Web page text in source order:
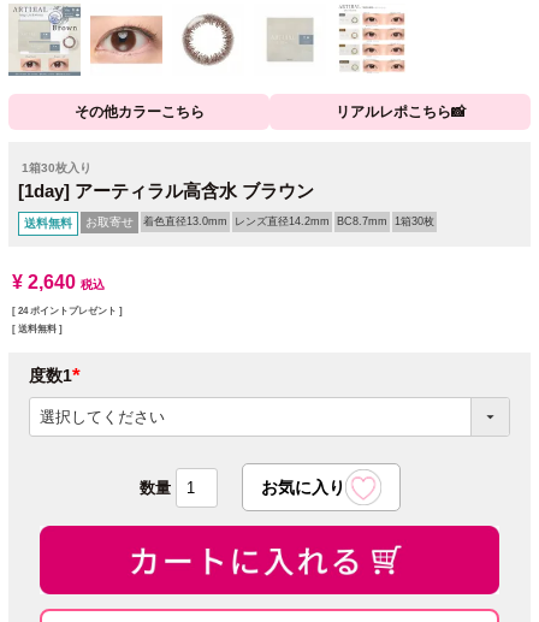
その他カラーこちら リアルレポこちら📸
1箱30枚入り
[1day] アーティラル高含水 ブラウン
送料無料 お取寄せ 着色直径13.0mm レンズ直径14.2mm BC8.7mm 1箱30枚
¥ 2,640 税込
[ 24 ポイントプレゼント ]
送料無料
度数1
(必
須)